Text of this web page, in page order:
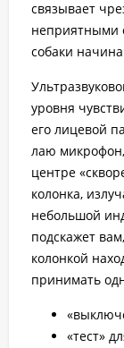
связывает
неприятными
собаки
уровня
его лицевой
лаю
центре
колонка,
небольшой
подскажет
колонкой
принимать
«тест»